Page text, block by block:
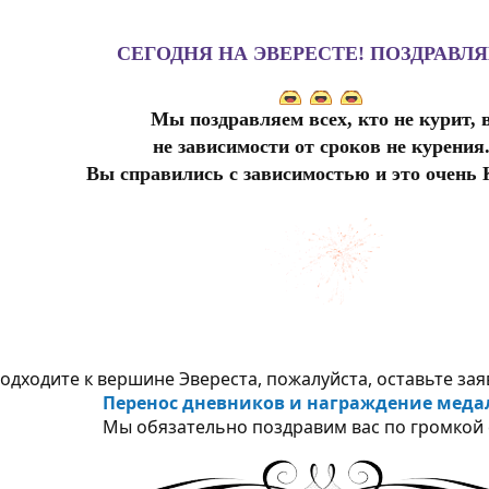
СЕГОДНЯ НА ЭВЕРЕСТЕ!
Мы поздравляем всех, кто не курит,
не зависимости от сроков не курения.
Вы справились с зависимостью и это
к вершине Эвереста, пожалуйста, оставьте
Перенос дневников и награждение
Мы обязательно поздравим вас по громкой